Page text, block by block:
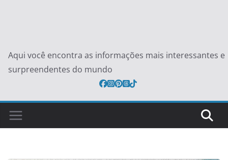
Aqui você encontra as informações mais interessantes e
surpreendentes do mundo